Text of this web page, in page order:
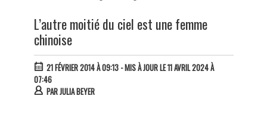
L’autre moitié du ciel est une femme
chinoise
21 FÉVRIER 2014 À 09:13- MIS À JOUR LE 11 AVRIL 2024 À
07:46
PARJULIA BEYER